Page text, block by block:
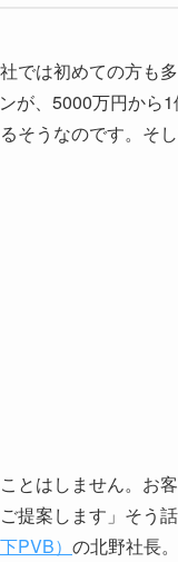
では初めての方も
、5000万円から1
そうなのです。そ
とはしません。お
提案します」そう
PVB） の北野社長。